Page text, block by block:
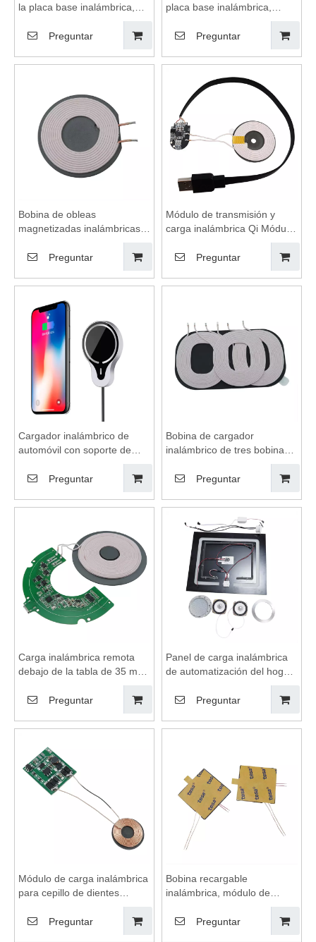
la placa base inalámbrica,
inalámbrica, bobinas de
carga inalámbrica, placa
base de carga inalámbrica,
inalámbrica
Preguntar
placa base inalámbrica,
inalámbrica, bobinas de
carga inalámbrica, placa
base de carga inalámbrica,
carga inalámbrica
Preguntar
Bobina de obleas
magnetizadas inalámbricas,
módulo de carga inalámbrica
DIY, bobinas de carga
inalámbrica, placa de circuito
de bobina adecuado para
dispositivos de carga
inalámbrica
Preguntar
Módulo de transmisión y
carga inalámbrica Qi Módulo
interfaz USB, bobinas de
carga inalámbrica, módulo
de carga inalámbrica,
Preguntar
Cargador inalámbrico de
automóvil con soporte de
correa magnética, placa de
carga inalámbrica, muelle de
carga inalámbrica, bobina de
carga inalámbrica, estación
Preguntar
Bobina de cargador
inalámbrico de tres bobinas,
inalámbrica, módulo de
carga inalámbrica, receptor
de carga inalámbrica
adecuado para teléfono
Preguntar
Carga inalámbrica remota
debajo de la tabla de 35 mm,
móviles inalámbricos,
inalámbrica, módulo de
base de cargador
inalámbrico, módulo de
bobina de transmisión,
plataforma de carga
Preguntar
Panel de carga inalámbrica
de automatización del hogar
para un hogar inteligente,
almohadilla de carga
inalámbrica, cargador de
teléfonos móviles
de carga inalámbrica, placa
base de cargador
inalámbrico
Preguntar
Módulo de carga inalámbrica
para cepillo de dientes
eléctrico, carga inalámbrica,
almohadilla de carga
inalámbrica, bobinas de
Preguntar
Bobina recargable
inalámbrica, módulo de
almohadilla de carga
inalámbrica, receptor de
Preguntar